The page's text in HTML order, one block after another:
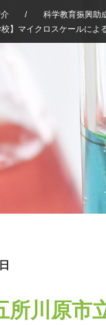
/ 科学教育振興助
校】マイクロスケールによ
所川原